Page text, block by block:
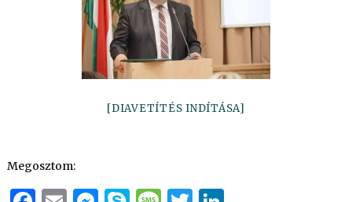
[DIAVETÍTÉS INDÍTÁSA]
Megosztom: